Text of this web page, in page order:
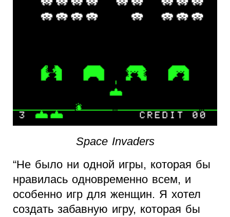
Space Invaders
“Не было ни одной игры, которая бы
нравилась одновременно всем, и
особенно игр для женщин. Я хотел
создать забавную игру, которая бы